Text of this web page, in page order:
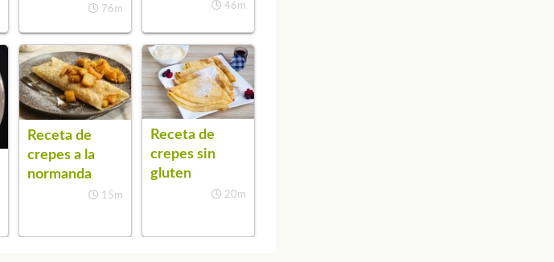
76m 46m
Receta de
crepes a la
normanda
15m
Receta de
crepes sin
gluten
20m